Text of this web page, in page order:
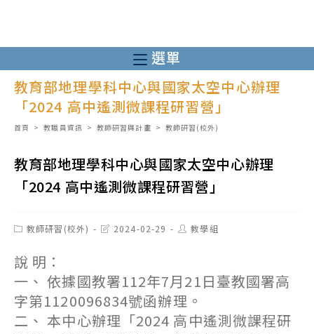
至
主
要
選單
教育部地理學科中心與國家太空中心辦理
「2024 高中遙測微課程研習營」
首頁 > 教職員資訊 > 教師研習與計畫 > 教師研習(校外)
教育部地理學科中心與國家太空中心辦理
「2024 高中遙測微課程研習營」
Post教師研習(校外)
Post2024-02-29
Post教學組
說 明：
一、 依據國教署112年7月21日臺教國署高
字第1120096834號函辦理。
二、 本中心辦理「2024 高中遙測微課程研